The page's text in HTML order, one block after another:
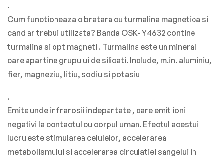
.
Cum functioneaza o bratara cu turmalina magnetica si
cand ar trebui utilizata? Banda OSK- Y4632 contine
turmalina si opt magneti . Turmalina este un mineral
care apartine grupului de silicati. Include, m.in. aluminiu,
fier, magneziu, litiu, sodiu si potasiu
.
Emite unde infrarosii indepartate , care emit ioni
negativi la contactul cu corpul uman. Efectul acestui
lucru este stimularea celulelor, accelerarea
metabolismului si accelerarea circulatiei sangelui in